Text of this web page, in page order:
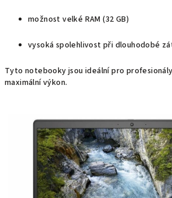
možnost velké RAM (32 GB)
vysoká spolehlivost při dlouhodobé
Tyto notebooky jsou ideální pro
maximální výkon.